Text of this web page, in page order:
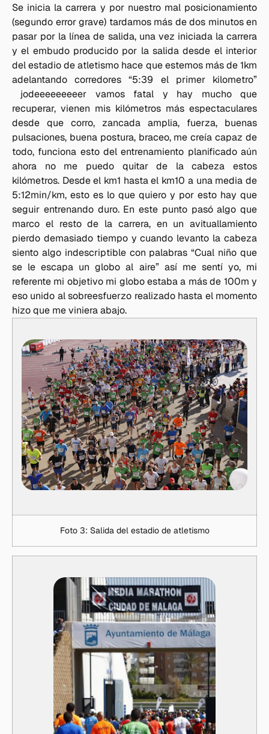
Se inicia la carrera y por nuestro mal posicionamiento
(segundo error grave) tardamos más de dos minutos en
pasar por la línea de salida, una vez iniciada la carrera
y el embudo producido por la salida desde el interior
del estadio de atletismo hace que estemos más de 1km
adelantando corredores “5:39 el primer kilometro”
jodeeeeeeeeer vamos fatal y hay mucho que
recuperar, vienen mis kilómetros más espectaculares
desde que corro, zancada amplia, fuerza, buenas
pulsaciones, buena postura, braceo, me creía capaz de
todo, funciona esto del entrenamiento planificado aún
ahora no me puedo quitar de la cabeza estos
kilómetros. Desde el km1 hasta el km10 a una media de
5:12min/km, esto es lo que quiero y por esto hay que
seguir entrenando duro. En este punto pasó algo que
marco el resto de la carrera, en un avituallamiento
pierdo demasiado tiempo y cuando levanto la cabeza
siento algo indescriptible con palabras “Cual niño que
se le escapa un globo al aire” así me sentí yo, mi
referente mi objetivo mi globo estaba a más de 100m y
eso unido al sobreesfuerzo realizado hasta el momento
hizo que me viniera abajo.
Foto 3: Salida del estadio de atletismo